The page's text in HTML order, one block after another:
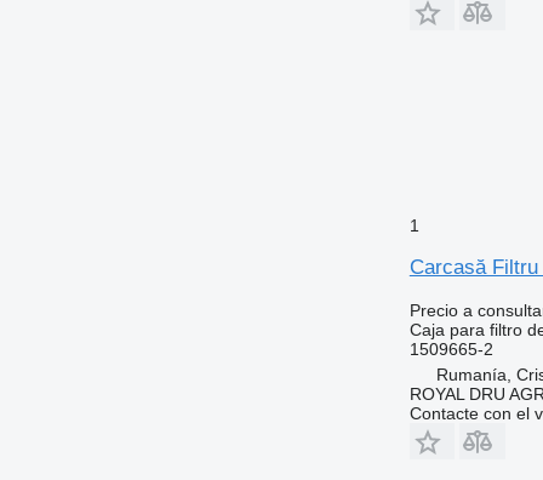
1
Carcasă
Precio a
Caja para filtro
1509665-2
Rumanía,
ROYAL DRU
Contacte con el